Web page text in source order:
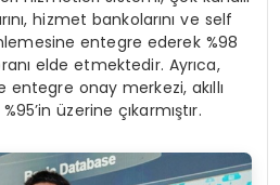
hizmet bankolarını ve self
entegre ederek %98
elde etmektedir. Ayrıca,
entegre onay merkezi, akıllı
üzerine çıkarmıştır.